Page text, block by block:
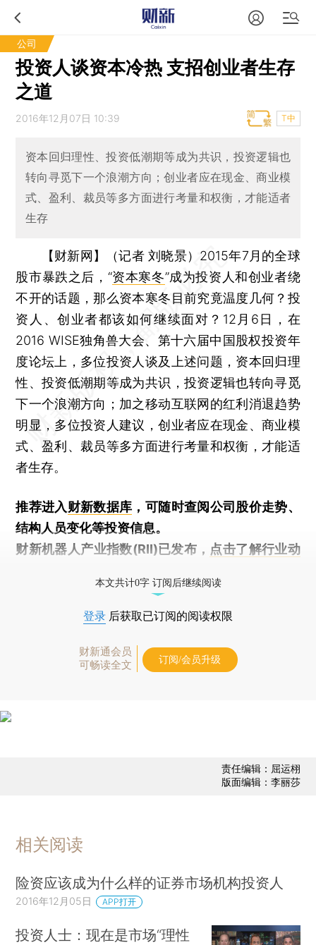
公司
投资人谈资本冷热 支招创业者生存
之道
2016年12月07日 10:39 T中
资本回归理性、投资低潮期等成为共识，投资逻辑也
转向寻觅下一个浪潮方向；创业者应在现金、商业模
式、盈利、裁员等多方面进行考量和权衡，才能适者
生存
【财新网】（记者 刘晓景） 2015年7月的全球
股市暴跌之后，“资本寒冬”成为投资人和创业者绕
不开的话题，那么资本寒冬目前究竟温度几何？投
资人、创业者都该如何继续面对？12月6日，在
2016 WISE独角兽大会、第十六届中国股权投资年
度论坛上，多位投资人谈及上述问题，资本回归理
性、投资低潮期等成为共识，投资逻辑也转向寻觅
下一个浪潮方向；加之移动互联网的红利消退趋势
明显，多位投资人建议，创业者应在现金、商业模
式、盈利、裁员等多方面进行考量和权衡，才能适
者生存。
推荐进入财新数据库 ，可随时查阅公司股价走势、
结构人员变化等投资信息。
财新机器人产业指数(RII)已发布， 点击了解行业动
本文共计0字 订阅后继续阅读
登录 后获取已订阅的阅读权限
财新通会员
可畅读全文
订阅/会员升级
责任编辑：屈运栩
版面编辑：李丽莎
相关阅读
险资应该成为什么样的证券市场机构投资人
2016年12月05日 APP打开
投资人士：现在是市场“理性